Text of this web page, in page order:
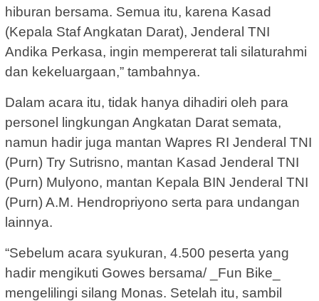
hiburan bersama. Semua itu, karena Kasad
(Kepala Staf Angkatan Darat), Jenderal TNI
Andika Perkasa, ingin mempererat tali silaturahmi
dan kekeluargaan,” tambahnya.
Dalam acara itu, tidak hanya dihadiri oleh para
personel lingkungan Angkatan Darat semata,
namun hadir juga mantan Wapres RI Jenderal TNI
(Purn) Try Sutrisno, mantan Kasad Jenderal TNI
(Purn) Mulyono, mantan Kepala BIN Jenderal TNI
(Purn) A.M. Hendropriyono serta para undangan
lainnya.
“Sebelum acara syukuran, 4.500 peserta yang
hadir mengikuti Gowes bersama/ _Fun Bike_
mengelilingi silang Monas. Setelah itu, sambil